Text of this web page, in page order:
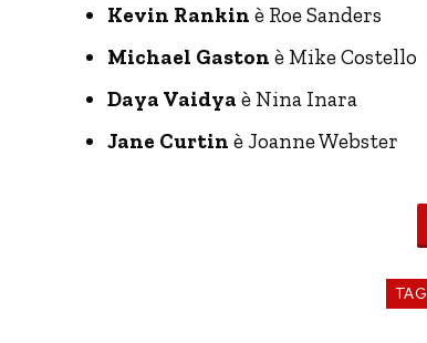
Kevin Rankin è Roe Sanders
Michael Gaston è Mike Costello
Daya Vaidya è Nina Inara
Jane Curtin è Joanne Webster
TAG